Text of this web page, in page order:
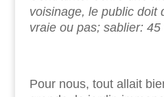
voisinage, le public doit
vraie ou pas; sablier: 45
Pour nous, tout allait